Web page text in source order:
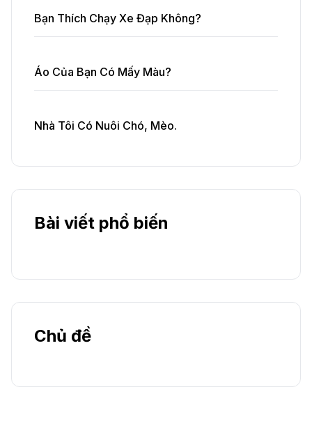
Bạn Thích Chạy Xe Đạp Không?
Áo Của Bạn Có Mấy Màu?
Nhà Tôi Có Nuôi Chó, Mèo.
Bài viết phổ biến
Chủ đề